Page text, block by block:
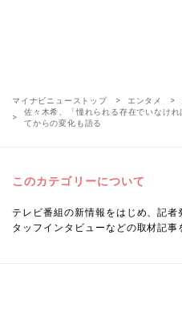
マイナビニューストップ エンタメ
佐々木希、「憧れられる存在でいなけ
てからの変化も語る
このカテゴリーについて
テレビ番組の新情報をはじめ、記
タッフインタビューなどの取材記事